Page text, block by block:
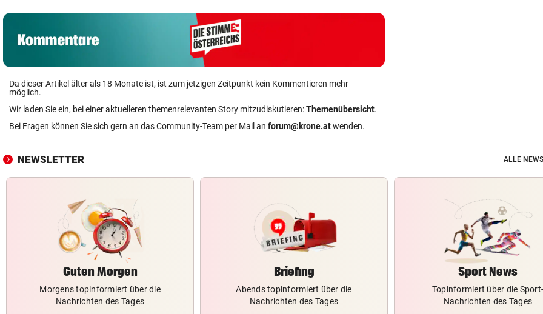
Da dieser Artikel älter als 18 Monate ist, ist zum jetzigen Zeitpunkt kein Kommentieren mehr
möglich.
Wir laden Sie ein, bei einer aktuelleren themenrelevanten Story mitzudiskutieren:Themenübersicht.
Bei Fragen können Sie sich gern an das Community-Team per Mail an forum@krone.atwenden.
NEWSLETTER ALLE
Guten Morgen
Morgens topinformiert über die
Nachrichten des Tages
Briefing
Abends topinformiert über die
Nachrichten des Tages
Sport News
Topinformiert über die Sport-
Nachrichten des Tages